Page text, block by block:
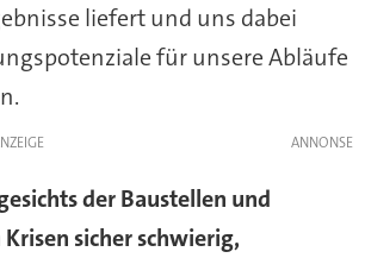
liefert und uns dabei
für unsere Abläufe
der Baustellen und
sicher schwierig,